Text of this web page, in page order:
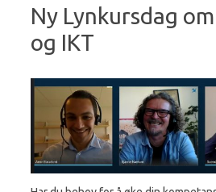
Ny Lynkursdag
og IKT